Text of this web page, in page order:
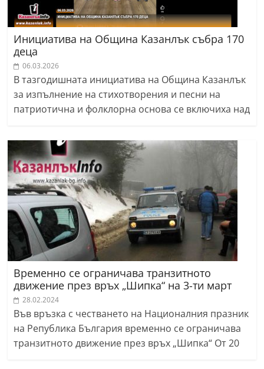
Инициатива на Община Казанлък събра 170
деца
06.03.2026
В тазгодишната инициатива на Община Казанлък
за изпълнение на стихотворения и песни на
патриотична и фолклорна основа се включиха над
Временно се ограничава транзитното
движение през връх „Шипка“ на 3-ти март
28.02.2024
Във връзка с честването на Националния празник
на Република България временно се ограничава
транзитното движение през връх „Шипка“ От 20